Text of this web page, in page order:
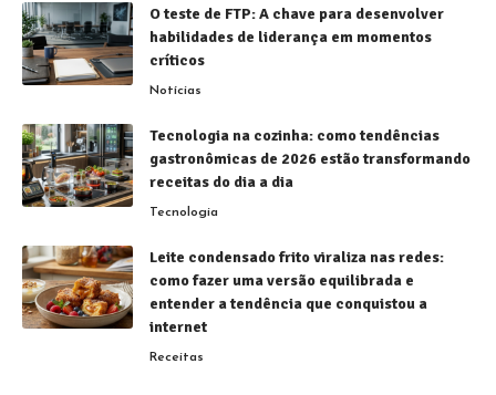
O teste de FTP: A chave para desenvolver
habilidades de liderança em momentos
críticos
Notícias
Tecnologia na cozinha: como tendências
gastronômicas de 2026 estão transformando
receitas do dia a dia
Tecnologia
Leite condensado frito viraliza nas redes:
como fazer uma versão equilibrada e
entender a tendência que conquistou a
internet
Receitas